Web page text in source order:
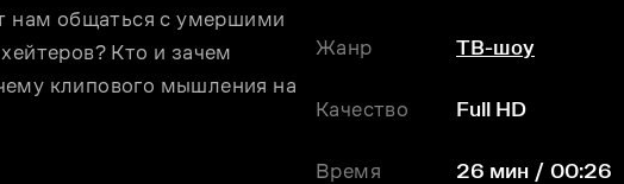
нам общаться с умершими
Кто и зачем
клипового мышления на
Жанр ТВ-шоу
Качество Full HD
Время 26 мин / 00:26